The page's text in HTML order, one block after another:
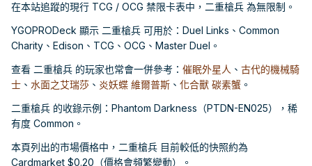
在本站追蹤的現行 TCG / OCG 禁限卡表中，二重槍兵 為無限制。
YGOPRODeck 顯示 二重槍兵 可用於：Duel Links、Common
Charity、Edison、TCG、OCG、Master Duel。
查看 二重槍兵 的玩家也常會一併參考： 催眠外星人 、 古代的機械騎
士 、 水面之艾瑞莎 、 炎妖蝶 維爾普斯 、 化合獸 碳素蟹 。
二重槍兵 的收錄示例：Phantom Darkness（PTDN-EN025），稀
有度 Common。
本頁列出的市場價格中，二重槍兵 目前較低的快照約為
Cardmarket $0.20（價格會頻繁變動）。